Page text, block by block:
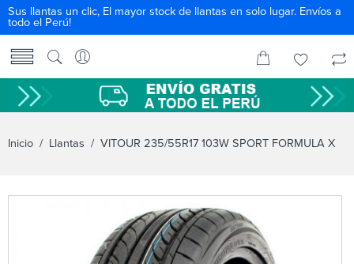
Sus llantas un clic, El mayor stock de llantas en solo lugar. Envíos a
todo el Perú!
Inicio / Llantas / VITOUR 235/55R17 103W SPORT FORMULA X